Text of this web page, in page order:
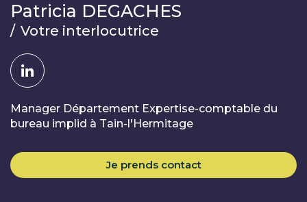
Patricia DEGACHES
/ Votre interlocutrice
Manager Département Expertise-comptable du
bureau implid à Tain-l'Hermitage
Je prends contact